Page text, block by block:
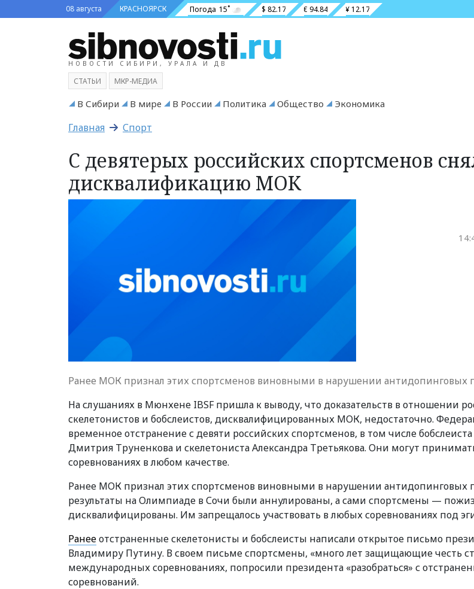
08 августа КРАСНОЯРСК Погода 15˚ $ 82.17 € 94.84 ¥ 12.17
НОВОСТИ СИБИРИ, УРАЛА И ДВ
СТАТЬИ МКР-МЕДИА
В Сибири В мире В России Политика Общество Экономика
Главная Спорт
С девятерых российских спортсменов
дисквалификацию МОК
Ранее МОК признал этих спортсменов виновными в нарушении антидопинговых
На слушаниях в Мюнхене IBSF пришла к выводу, что доказательств в отношении
скелетонистов и бобслеистов, дисквалифицированных МОК, недостаточно.
временное отстранение с девяти российских спортсменов, в том числе
Дмитрия Труненкова и скелетониста Александра Третьякова. Они могут
соревнованиях в любом качестве.
Ранее МОК признал этих спортсменов виновными в нарушении антидопинговых
результаты на Олимпиаде в Сочи были аннулированы, а сами спортсмены —
дисквалифицированы. Им запрещалось участвовать в любых соревнованиях под
Ранееотстраненные скелетонисты и бобслеисты написали открытое письмо
Владимиру Путину. В своем письме спортсмены, «много лет защищающие честь
международных соревнованиях, попросили президента «разобраться» с
соревнований.